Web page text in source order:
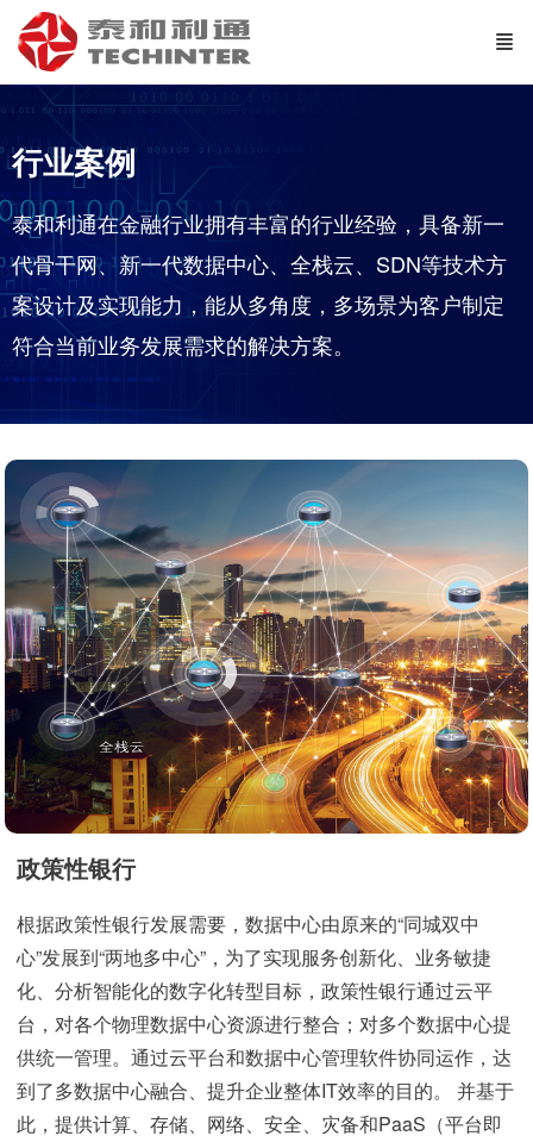
行业案例
泰和利通在金融行业拥有丰富的行业经验，具备新一
代骨干网、新一代数据中心、全栈云、SDN等技术方
案设计及实现能力，能从多角度，多场景为客户制定
符合当前业务发展需求的解决方案。
政策性银行
根据政策性银行发展需要，数据中心由原来的“同城双中
心”发展到“两地多中心”，为了实现服务创新化、业务敏捷
化、分析智能化的数字化转型目标，政策性银行通过云平
台，对各个物理数据中心资源进行整合；对多个数据中心提
供统一管理。通过云平台和数据中心管理软件协同运作，达
到了多数据中心融合、提升企业整体IT效率的目的。 并基于
此，提供计算、存储、网络、安全、灾备和PaaS（平台即